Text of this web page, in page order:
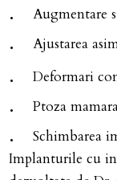
Augmentare
Ajustarea
Deformari
Ptoza
Schimbarea
Implanturile cu